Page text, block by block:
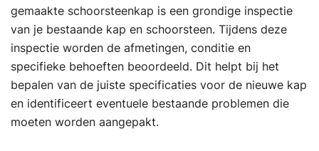
gemaakte schoorsteenkap is een grondige inspectie
van je bestaande kap en schoorsteen. Tijdens deze
inspectie worden de afmetingen, conditie en
specifieke behoeften beoordeeld. Dit helpt bij het
bepalen van de juiste specificaties voor de nieuwe kap
en identificeert eventuele bestaande problemen die
moeten worden aangepakt.